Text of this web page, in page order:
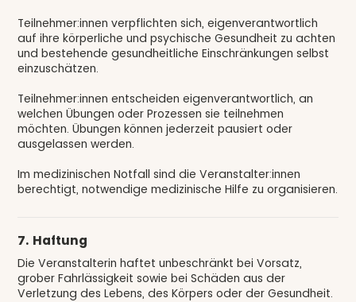
Teilnehmer:innen verpflichten sich, eigenverantwortlich
auf ihre körperliche und psychische Gesundheit zu achten
und bestehende gesundheitliche Einschränkungen selbst
einzuschätzen.
Teilnehmer:innen entscheiden eigenverantwortlich, an
welchen Übungen oder Prozessen sie teilnehmen
möchten. Übungen können jederzeit pausiert oder
ausgelassen werden.
Im medizinischen Notfall sind die Veranstalter:innen
berechtigt, notwendige medizinische Hilfe zu organisieren.
7. Haftung
Die Veranstalterin haftet unbeschränkt bei Vorsatz,
grober Fahrlässigkeit sowie bei Schäden aus der
Verletzung des Lebens, des Körpers oder der Gesundheit.